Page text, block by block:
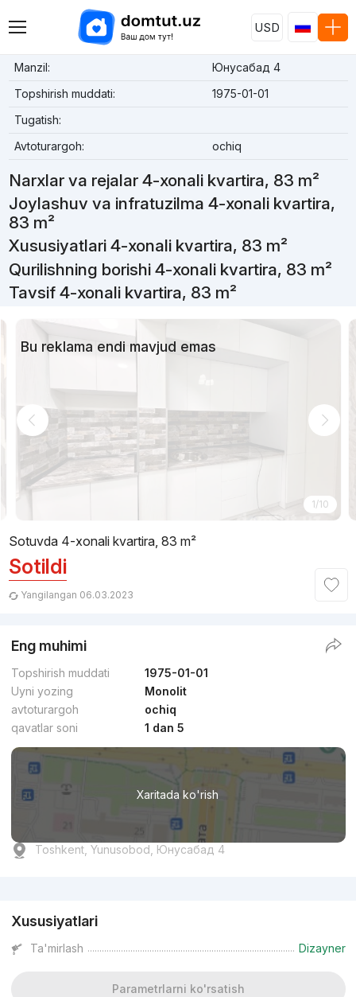
USD
Manzil:
Юнусабад 4
Topshirish muddati:
1975-01-01
Tugatish:
Avtoturargoh:
ochiq
Narxlar va rejalar 4-xonali kvartira, 83 m²
Joylashuv va infratuzilma 4-xonali kvartira,
83 m²
Xususiyatlari 4-xonali kvartira, 83 m²
Qurilishning borishi 4-xonali kvartira, 83 m²
Tavsif 4-xonali kvartira, 83 m²
Bu reklama endi mavjud emas
1/10
Sotuvda 4-xonali kvartira, 83 m²
Sotildi
Yangilangan 06.03.2023
Eng muhimi
Topshirish muddati
1975-01-01
Uyni yozing
Monolit
avtoturargoh
ochiq
qavatlar soni
1 dan 5
Xaritada ko'rish
Toshkent, Yunusobod, Юнусабад 4
Xususiyatlari
Ta'mirlash Dizayner
Parametrlarni ko'rsatish